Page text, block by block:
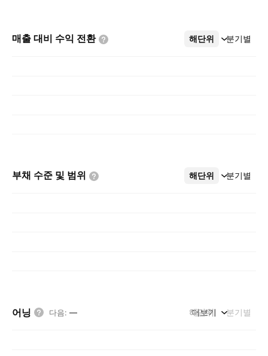
매출 대비 수익 전환 해단위 분기별
더보기
부채 수준 및 범위 해단위 분기별
더보기
어닝 다음: — 해단위 분기별
더보기